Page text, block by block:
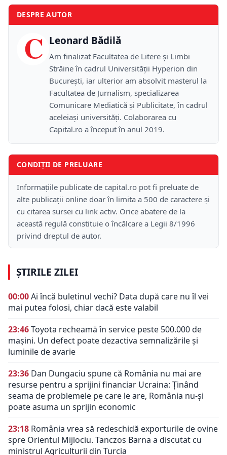
DESPRE AUTOR
C Leonard Bădilă
Am finalizat Facultatea de Litere și Limbi
Străine în cadrul Universității Hyperion din
București, iar ulterior am absolvit masterul la
Facultatea de Jurnalism, specializarea
Comunicare Mediatică și Publicitate, în cadrul
aceleiași universități. Colaborarea cu
Capital.ro a început în anul 2019.
CONDIȚII DE PRELUARE
Informațiile publicate de capital.ro pot fi preluate de
alte publicații online doar în limita a 500 de caractere și
cu citarea sursei cu link activ. Orice abatere de la
această regulă constituie o încălcare a Legii 8/1996
privind dreptul de autor.
ȘTIRILE ZILEI
00:00Ai încă buletinul vechi? Data după care nu îl vei
mai putea folosi, chiar dacă este valabil
23:46Toyota recheamă în service peste 500.000 de
mașini. Un defect poate dezactiva semnalizările și
luminile de avarie
23:36 Dan Dungaciu spune că România nu mai are
resurse pentru a sprijini financiar Ucraina: Ținând
seama de problemele pe care le are, România nu-și
poate asuma un sprijin economic
23:18 România vrea să redeschidă exporturile de ovine
spre Orientul Mijlociu. Tanczos Barna a discutat cu
ministrul Agriculturii din Turcia